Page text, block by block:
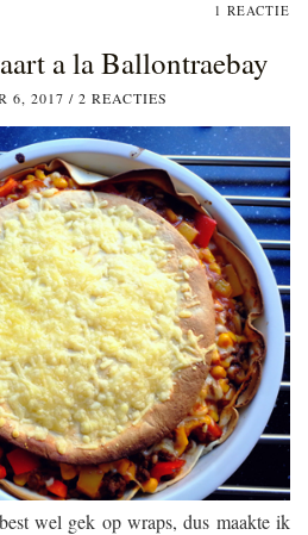
1 REACTIE
a la Ballontraebay
6, 2017 / 2 REACTIES
wel gek op wraps, dus maakte ik